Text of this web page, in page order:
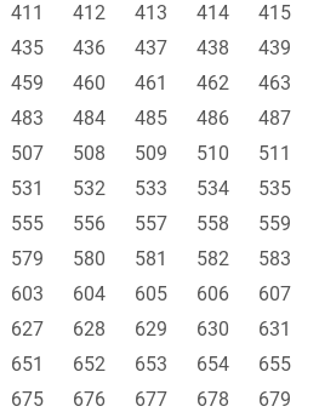
411 412 413 414 415
435 436 437 438 439
459 460 461 462 463
483 484 485 486 487
507 508 509 510 511
531 532 533 534 535
555 556 557 558 559
579 580 581 582 583
603 604 605 606 607
627 628 629 630 631
651 652 653 654 655
675 676 677 678 679